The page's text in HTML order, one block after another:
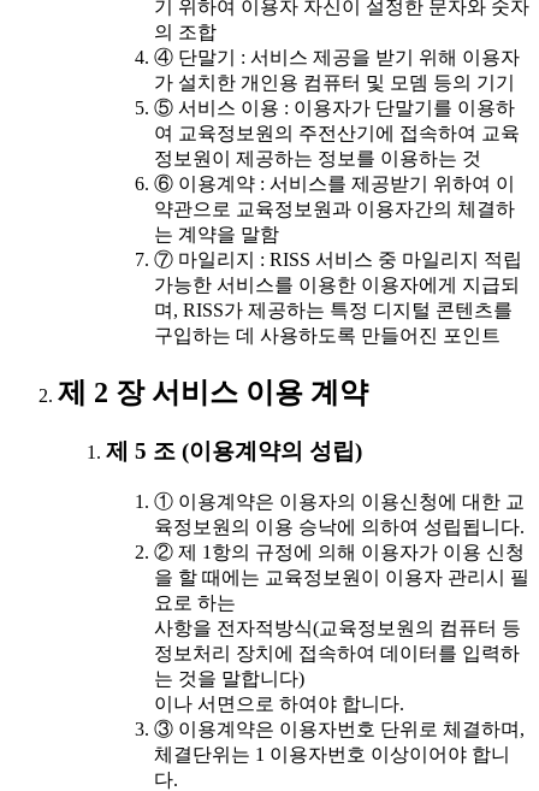
기 위하여 이용자 자신이 설정한 문자와 숫자
의 조합
④ 단말기 : 서비스 제공을 받기 위해 이용자
가 설치한 개인용 컴퓨터 및 모뎀 등의 기기
⑤ 서비스 이용 : 이용자가 단말기를 이용하
여 교육정보원의 주전산기에 접속하여 교육
정보원이 제공하는 정보를 이용하는 것
⑥ 이용계약 : 서비스를 제공받기 위하여 이
약관으로 교육정보원과 이용자간의 체결하
는 계약을 말함
⑦ 마일리지 : RISS 서비스 중 마일리지 적립
가능한 서비스를 이용한 이용자에게 지급되
며, RISS가 제공하는 특정 디지털 콘텐츠를
구입하는 데 사용하도록 만들어진 포인트
제 2 장 서비스 이용 계약
제 5 조 (이용계약의 성립)
① 이용계약은 이용자의 이용신청에 대한 교
육정보원의 이용 승낙에 의하여 성립됩니다.
② 제 1항의 규정에 의해 이용자가 이용 신청
을 할 때에는 교육정보원이 이용자 관리시 필
요로 하는
사항을 전자적방식(교육정보원의 컴퓨터 등
정보처리 장치에 접속하여 데이터를 입력하
는 것을 말합니다)
이나 서면으로 하여야 합니다.
③ 이용계약은 이용자번호 단위로 체결하며,
체결단위는 1 이용자번호 이상이어야 합니
다.